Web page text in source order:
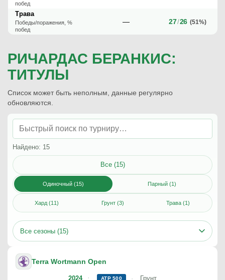
побед
Трава
Победы/поражения, %
побед
— 27/26 (51%)
РИЧАРДАС БЕРАНКИС:
ТИТУЛЫ
Список может быть неполным, данные регулярно
обновляются.
Найдено: 15
Все (15)
Одиночный (15) Парный (1)
Хард (11) Грунт (3) Трава (1)
Все сезоны (15)
2024
Terra Wortmann Open
ATP 500 Грунт